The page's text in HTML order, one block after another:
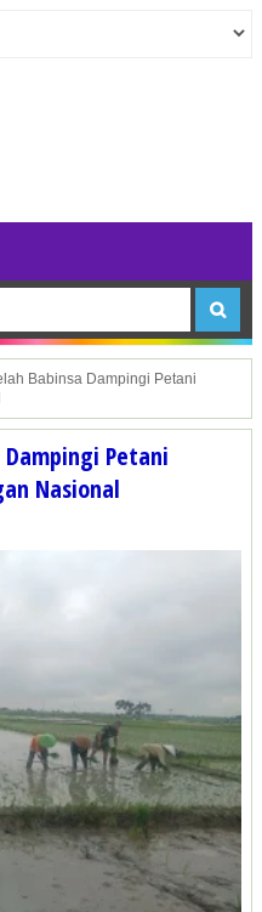
Babinsa Dampingi Petani
Dampingi Petani
Nasional